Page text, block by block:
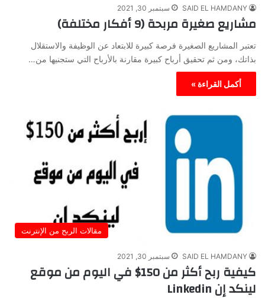
SAID EL HAMDANY سبتمبر 30, 2021
مشاريع صغيرة مربحة (9 أفكار مختلفة)
تعتبر المشاريع الصغيرة فرصة كبيرة للابتعاد عن الوظيفة والاستقلال
بذاتك، ومن ثم تحقيق أرباح كبيرة مقارنة بالأرباح التي ستجنيها من…
أكمل القراءة »
مقالات الربح من الإنترنت
SAID EL HAMDANY سبتمبر 30, 2021
كيفية ربح أكثر من 150$ في اليوم من موقع
لينكد إن Linkedin